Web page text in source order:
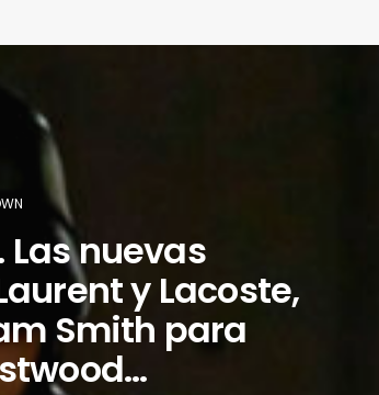
nuevas
y Lacoste,
Smith para